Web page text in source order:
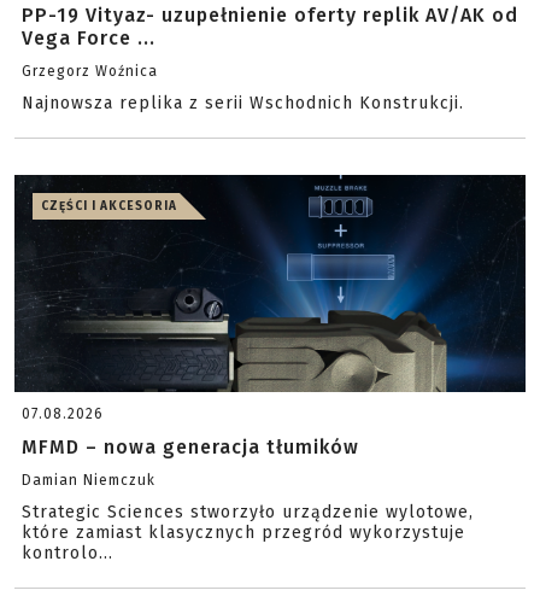
PP-19 Vityaz- uzupełnienie oferty replik AV/AK od
Vega Force ...
Grzegorz Woźnica
Najnowsza replika z serii Wschodnich Konstrukcji.
CZĘŚCI I AKCESORIA
07.08.2026
MFMD – nowa generacja tłumików
Damian Niemczuk
Strategic Sciences stworzyło urządzenie wylotowe,
które zamiast klasycznych przegród wykorzystuje
kontrolo...